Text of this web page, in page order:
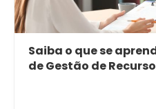
Saiba o que se
de Gestão de